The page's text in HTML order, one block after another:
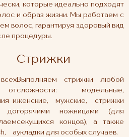
которые идеально подходят
и образ жизни. Мы работаем с
волос, гарантируя здоровый вид
процедуры.
от
и
до
а
Стрижки
Выполняем стрижки любой
сложности: модельные,
женские, мужские, стрижки
горячими ножницами (для
секущихся концов), а также
укладки для особых случаев.